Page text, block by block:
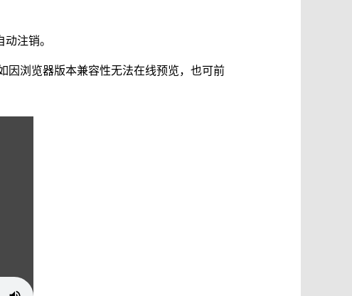
注销。
因浏览器版本兼容性无法在线预览，也可前